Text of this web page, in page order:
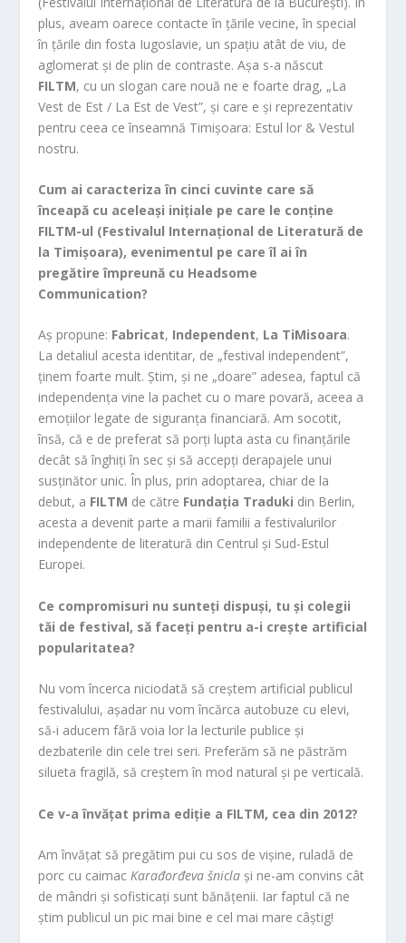
plus, aveam oarece contacte în țările vecine, în special
în țările din fosta Iugoslavie, un spațiu atât de viu, de
aglomerat și de plin de contraste. Așa s-a născut
FILTM, cu un slogan care nouă ne e foarte drag, „La
Vest de Est / La Est de Vest”, și care e și reprezentativ
pentru ceea ce înseamnă Timișoara: Estul lor & Vestul
nostru.
Cum ai caracteriza în cinci cuvinte care să
înceapă cu aceleași inițiale pe care le conține
FILTM-ul (Festivalul Internațional de Literatură de
la Timișoara), evenimentul pe care îl ai în
pregătire împreună cu Headsome
Communication?
Aș propune: Fabricat, Independent, La TiMisoara.
La detaliul acesta identitar, de „festival independent”,
ținem foarte mult. Știm, și ne „doare” adesea, faptul că
independența vine la pachet cu o mare povară, aceea a
emoțiilor legate de siguranța financiară. Am socotit,
însă, că e de preferat să porți lupta asta cu finanțările
decât să înghiți în sec și să accepți derapajele unui
susținător unic. În plus, prin adoptarea, chiar de la
debut, a FILTM de către Fundația Traduki din Berlin,
acesta a devenit parte a marii familii a festivalurilor
independente de literatură din Centrul și Sud-Estul
Europei.
Ce compromisuri nu sunteți dispuși, tu și colegii
tăi de festival, să faceți pentru a-i crește artificial
popularitatea?
Nu vom încerca niciodată să creștem artificial publicul
festivalului, așadar nu vom încărca autobuze cu elevi,
să-i aducem fără voia lor la lecturile publice și
dezbaterile din cele trei seri. Preferăm să ne păstrăm
silueta fragilă, să creștem în mod natural și pe verticală.
Ce v-a învățat prima ediție a FILTM, cea din 2012?
Am învățat să pregătim pui cu sos de vișine, ruladă de
porc cu caimacKarađorđeva šnicla și ne-am convins cât
de mândri și sofisticați sunt bănățenii. Iar faptul că ne
știm publicul un pic mai bine e cel mai mare câștig!